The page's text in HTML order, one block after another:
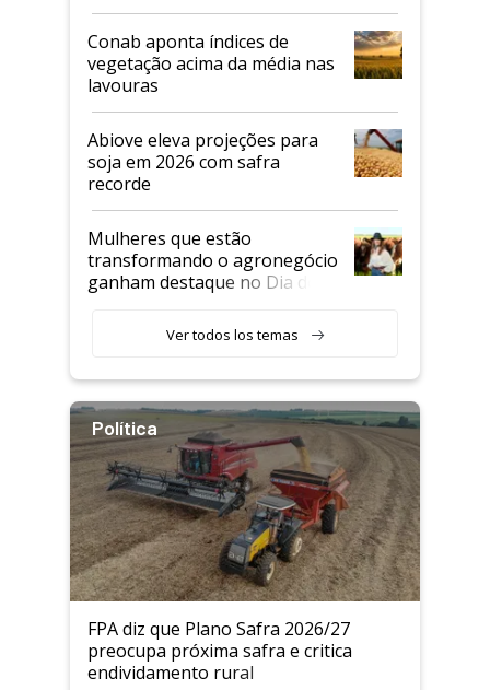
Conab aponta índices de
vegetação acima da média nas
lavouras
Abiove eleva projeções para
soja em 2026 com safra
recorde
Mulheres que estão
transformando o agronegócio
ganham destaque no Dia do
Ver todos los temas
Política
FPA diz que Plano Safra 2026/27
preocupa próxima safra e critica
endividamento rural